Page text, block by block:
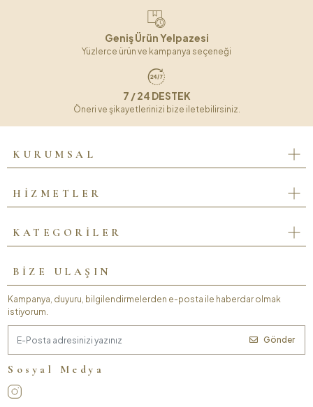
Geniş Ürün Yelpazesi
Yüzlerce ürün ve kampanya seçeneği
7 / 24 DESTEK
Öneri ve şikayetlerinizi bize iletebilirsiniz.
KURUMSAL
HİZMETLER
KATEGORİLER
BİZE ULAŞIN
Kampanya, duyuru, bilgilendirmelerden e-posta ile haberdar olmak
istiyorum.
Gönder
Sosyal Medya